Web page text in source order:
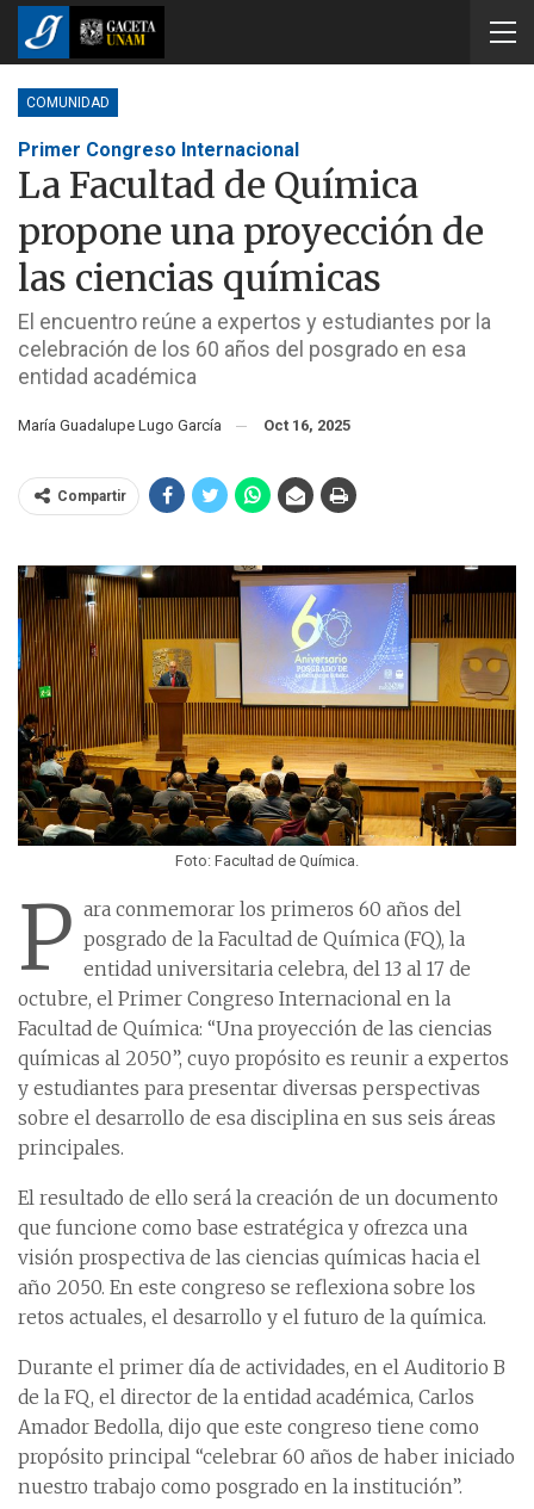
COMUNIDAD
Primer Congreso Internacional
La Facultad de Química
propone una proyección de
las ciencias químicas
El encuentro reúne a expertos y estudiantes por la
celebración de los 60 años del posgrado en esa
entidad académica
María Guadalupe Lugo García Oct 16, 2025
Compartir
Foto: Facultad de Química.
P ara conmemorar los primeros 60 años del
posgrado de la Facultad de Química (FQ), la
entidad universitaria celebra, del 13 al 17 de
octubre, el Primer Congreso Internacional en la
Facultad de Química: “Una proyección de las ciencias
químicas al 2050”, cuyo propósito es reunir a expertos
y estudiantes para presentar diversas perspectivas
sobre el desarrollo de esa disciplina en sus seis áreas
principales.
El resultado de ello será la creación de un documento
que funcione como base estratégica y ofrezca una
visión prospectiva de las ciencias químicas hacia el
año 2050. En este congreso se reflexiona sobre los
retos actuales, el desarrollo y el futuro de la química.
Durante el primer día de actividades, en el Auditorio B
de la FQ, el director de la entidad académica, Carlos
Amador Bedolla, dijo que este congreso tiene como
propósito principal “celebrar 60 años de haber iniciado
nuestro trabajo como posgrado en la institución”.